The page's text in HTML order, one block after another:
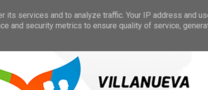
services and to analyze traffic. Your IP address and
and security metrics to ensure quality of service,